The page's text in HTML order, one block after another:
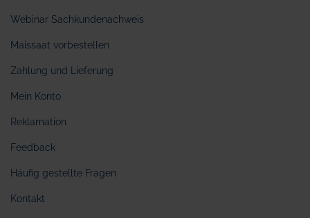
Webinar Sachkundenachweis
Maissaat vorbestellen
Zahlung und Lieferung
Mein Konto
Reklamation
Feedback
Häufig gestellte Fragen
Kontakt